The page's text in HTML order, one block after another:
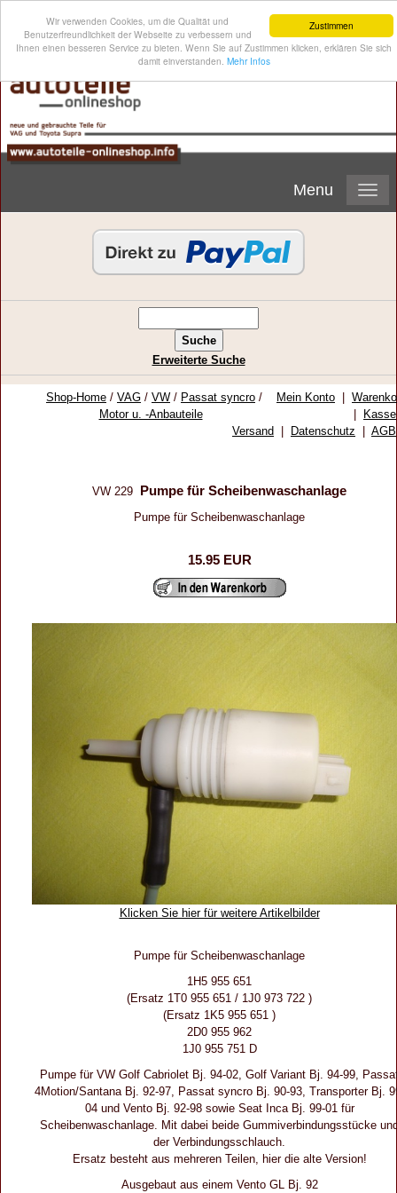
Zustimmen
Wir verwenden Cookies, um die Qualität und
Benutzerfreundlichkeit der Webseite zu verbessern und
Ihnen einen besseren Service zu bieten. Wenn Sie auf Zustimmen klicken, erklären Sie sich
damit einverstanden. Mehr Infos
Menu
Erweiterte Suche
Shop-Home / VAG / VW / Passat syncro /
Motor u. -Anbauteile
Mein Konto
Kasse
Versand
Datenschutz AGB
VW 229 Pumpe für Scheibenwaschanlage
Pumpe für Scheibenwaschanlage
15.95 EUR
Klicken Sie hier für weitere Artikelbilder
Pumpe für Scheibenwaschanlage
1H5 955 651
(Ersatz 1T0 955 651 / 1J0 973 722 )
(Ersatz 1K5 955 651 )
2D0 955 962
1J0 955 751 D
Pumpe für VW Golf Cabriolet Bj. 94-02, Golf Variant Bj. 94-99,
4Motion/Santana Bj. 92-97, Passat syncro Bj. 90-93, Transporter Bj.
04 und Vento Bj. 92-98 sowie Seat Inca Bj. 99-01 für
Scheibenwaschanlage. Mit dabei beide Gummiverbindungsstücke
der Verbindungsschlauch.
Ersatz besteht aus mehreren Teilen, hier die alte Version!
Ausgebaut aus einem Vento GL Bj. 92